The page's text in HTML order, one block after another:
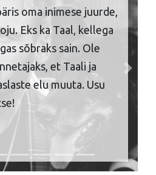
oma inimese juurde,
Eks ka Taal, kellega
sõbraks sain. Ole
et Taali ja
elu muuta. Usu
Next